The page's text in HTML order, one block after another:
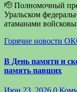
🫡 Полномочный
Уральском
атаманами
Горячие новости
В День памяти и
память павших
Июн 23, 2026 0